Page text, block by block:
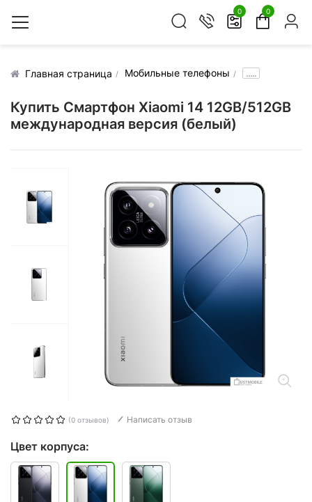
0 0
Главная страница Мобильные телефоны .....
Купить Смартфон Xiaomi 14 12GB/512GB
международная версия (белый)
(0 отзывов) Написать отзыв
Цвет корпуса: